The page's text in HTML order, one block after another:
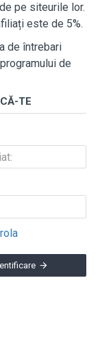
pe siteurile lor.
este de 5%.
de întrebari
de
TE